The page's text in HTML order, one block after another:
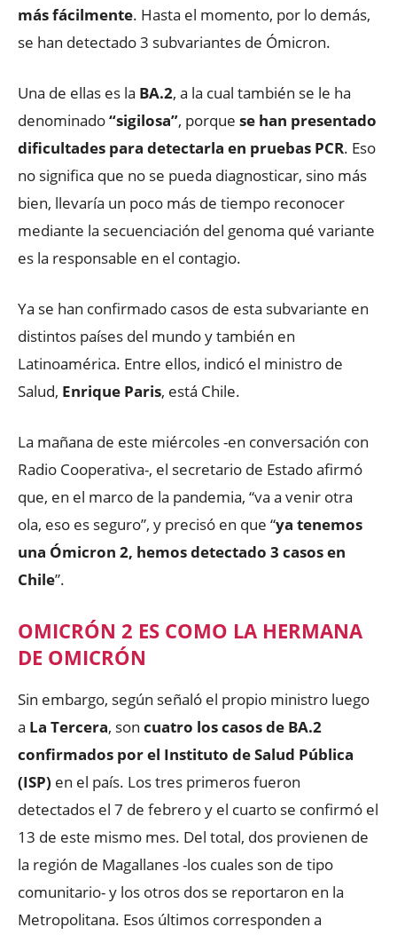
más fácilmente. Hasta el momento, por lo demás,
se han detectado 3 subvariantes de Ómicron.
Una de ellas es la BA.2, a la cual también se le ha
denominado“sigilosa”, porque se han presentado
dificultades para detectarla en pruebas PCR. Eso
no significa que no se pueda diagnosticar, sino más
bien, llevaría un poco más de tiempo reconocer
mediante la secuenciación del genoma qué variante
es la responsable en el contagio.
Ya se han confirmado casos de esta subvariante en
distintos países del mundo y también en
Latinoamérica. Entre ellos, indicó el ministro de
Salud, Enrique Paris, está Chile.
La mañana de este miércoles -en conversación con
Radio Cooperativa-, el secretario de Estado afirmó
que, en el marco de la pandemia, “va a venir otra
ola, eso es seguro”, y precisó en que “ya tenemos
una Ómicron 2, hemos detectado 3 casos en
Chile”.
OMICRÓN 2 ES COMO LA HERMANA
DE OMICRÓN
Sin embargo, según señaló el propio ministro luego
a La Tercera, son cuatro los casos de BA.2
confirmados por el Instituto de Salud Pública
(ISP) en el país. Los tres primeros fueron
detectados el 7 de febrero y el cuarto se confirmó el
13 de este mismo mes. Del total, dos provienen de
la región de Magallanes -los cuales son de tipo
comunitario- y los otros dos se reportaron en la
Metropolitana. Esos últimos corresponden a